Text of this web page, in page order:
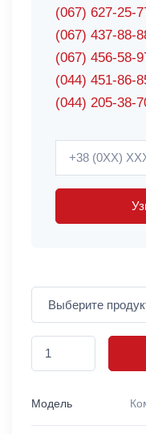
(067) 627-25-
(067) 437-88-
(067) 456-58-
(044) 451-86-
(044) 205-38-
Модель